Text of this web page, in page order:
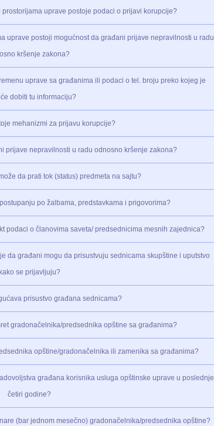
uprave postoje podaci o prijavi korupcije?
uprave postoji mogućnost da građani prijave nepravilnosti u radu
kršenje zakona?
uprave sa građanima ili podaci o tel. broju preko kojeg je
dobiti tu informaciju?
mehanizmi za prijavu korupcije?
prijave nepravilnosti u radu odnosno kršenje zakona?
da prati tok (status) predmeta na sajtu?
po žalbama, predstavkama i prigovorima?
podaci o članovima saveta/ predsednicima mesnih zajednica?
da građani mogu da prisustvuju sednicama skupštine i uputstvo
kako se prijavljuju?
prisustvo građana sednicama?
gradonačelnika/predsednika opštine sa građanima?
opštine/gradonačelnika ili zamenika sa građanima?
građana korisnika usluga opštinske uprave u poslednje
četiri godine?
(bar jednom mesečno) gradonačelnika/predsednika opštine?